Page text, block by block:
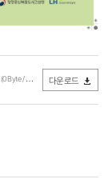
(0Byte / 다운로드 232회) 다운로드